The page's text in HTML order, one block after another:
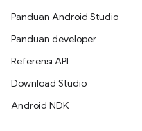
Panduan Android Studio
Panduan developer
Referensi API
Download Studio
Android NDK